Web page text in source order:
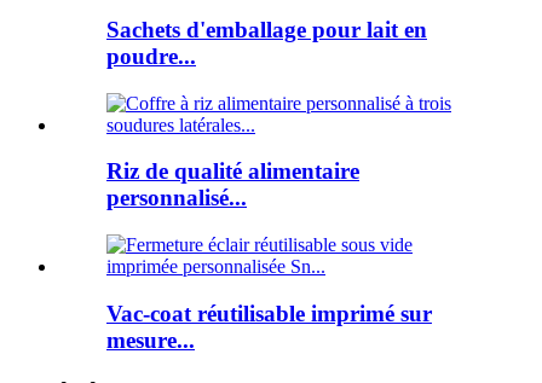
Sachets d'emballage pour lait en
poudre...
Riz de qualité alimentaire
personnalisé...
Vac-coat réutilisable imprimé sur
mesure...